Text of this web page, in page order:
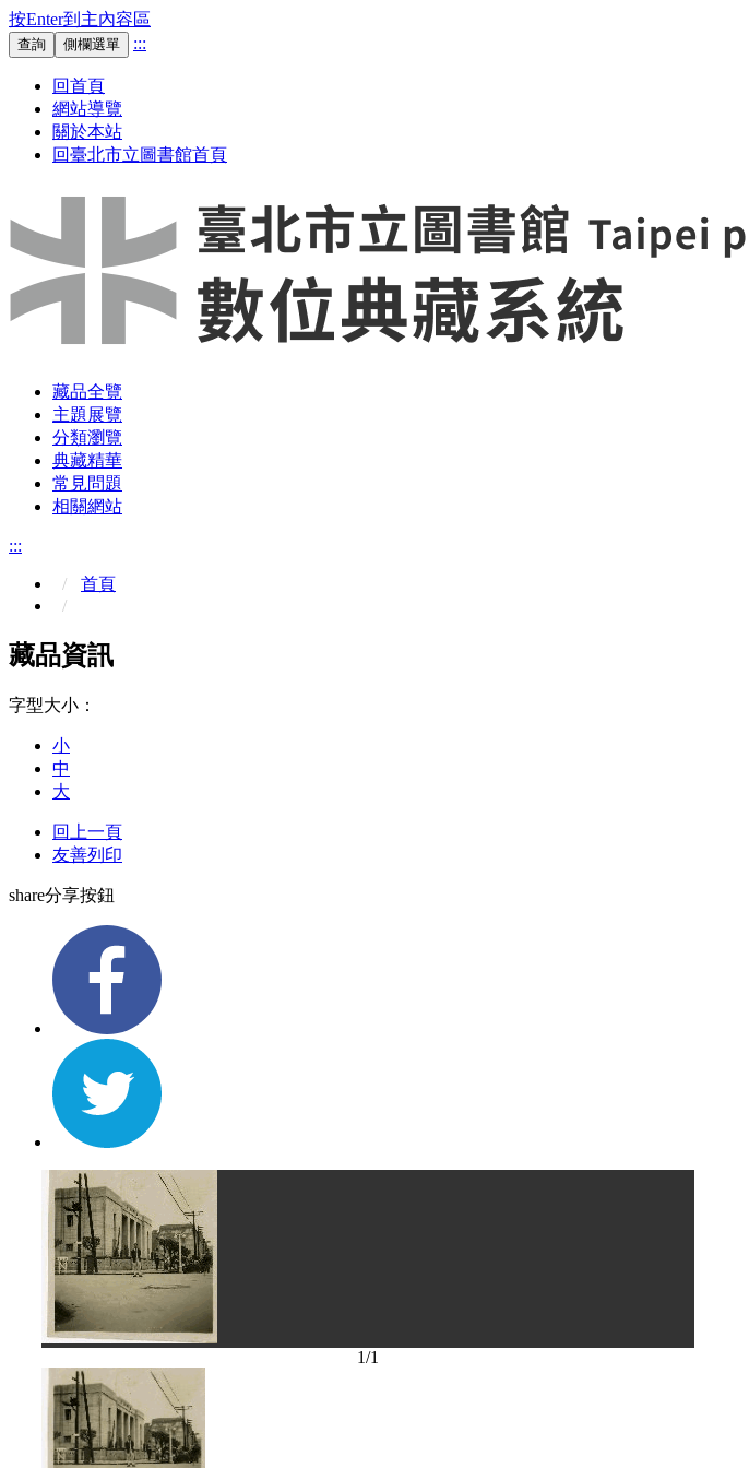
按Enter到主內容區
查詢 側欄選單 :::
回首頁
網站導覽
關於本站
回臺北市立圖書館首頁
藏品全覽
主題展覽
分類瀏覽
典藏精華
常見問題
相關網站
:::
首頁
藏品資訊
字型大小：
小
中
大
回上一頁
友善列印
share分享按鈕
1/1